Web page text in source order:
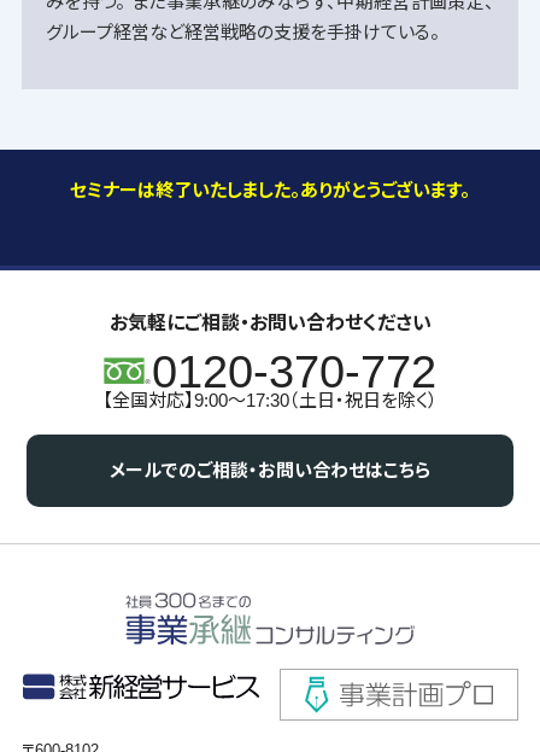
グループ経営など経営戦略の支援を手掛けている。
セミナーは終了いたしました。ありがとうございます。
お気軽にご相談・お問い合わせください
0120-370-772
【全国対応】9:00～17:30（土日・祝日を除く）
メールでのご相談・お問い合わせはこちら